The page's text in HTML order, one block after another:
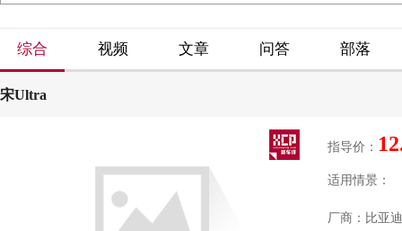
综合 视频 文章 问答 部落
宋Ultra
指导价：
适用情景：
厂商：比亚迪